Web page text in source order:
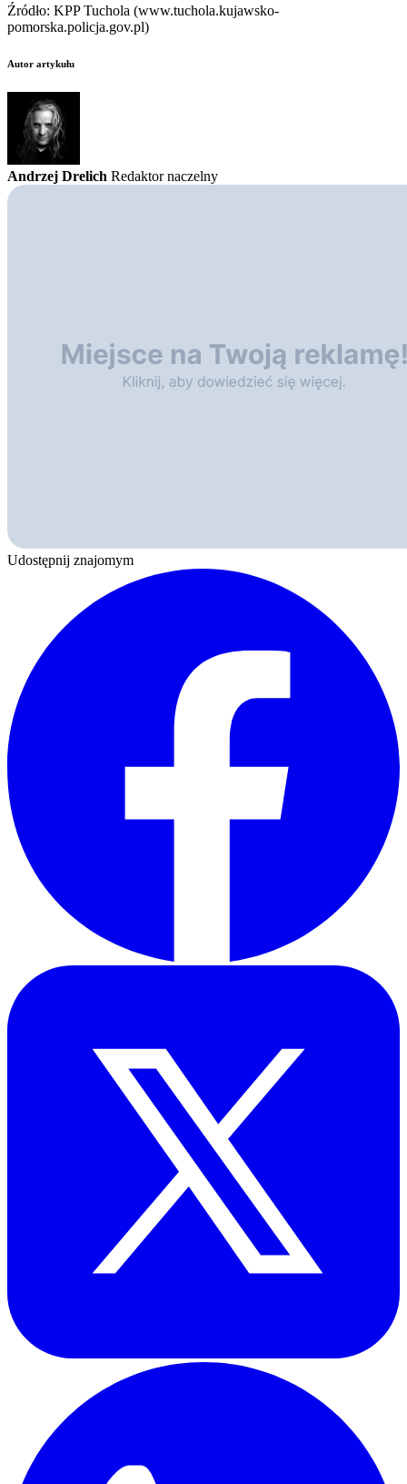
Źródło: KPP Tuchola (www.tuchola.kujawsko-
pomorska.policja.gov.pl)
Autor artykułu
Andrzej Drelich Redaktor naczelny
Udostępnij znajomym